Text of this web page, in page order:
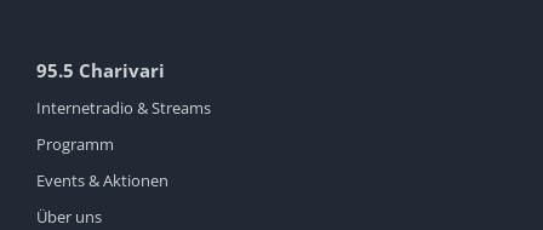
95.5 Charivari
Internetradio & Streams
Programm
Events & Aktionen
Über uns